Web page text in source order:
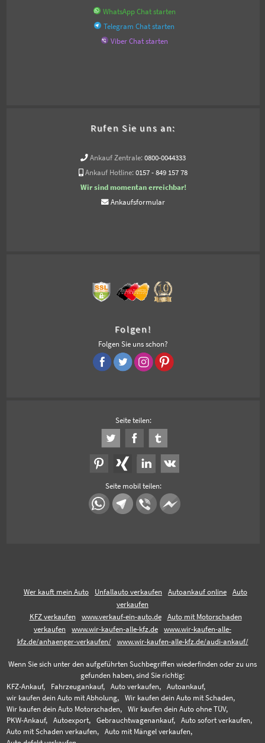
WhatsApp Chat starten
Telegram Chat starten
Viber Chat starten
Rufen Sie uns an:
Ankauf Zentrale: 0800-0044333
Ankauf Hotline: 0157 - 849 157 78
Wir sind momentan erreichbar!
Ankaufsformular
Folgen!
Folgen Sie uns schon?
Seite teilen:
Seite mobil teilen:
Wer kauft mein Auto Unfallauto verkaufen Autoankauf online
Auto
verkaufen
KFZ verkaufen
www.verkauf-ein-auto.de
Auto mit Motorschaden
verkaufen
www.wir-kaufen-alle-kfz.de
www.wir-kaufen-alle-
kfz.de/anhaenger-verkaufen/
www.wir-kaufen-alle-kfz.de/audi-ankauf/
Wenn Sie sich unter den aufgeführten Suchbegriffen wiederfinden oder zu uns
gefunden haben, sind Sie richtig:
KFZ-Ankauf,
Fahrzeugankauf, Auto verkaufen,
Autoankauf,
wir kaufen dein Auto mit Abholung,
Wir kaufen dein Auto mit Schaden,
Wir kaufen dein Auto Motorschaden,
Wir kaufen dein Auto ohne TÜV,
PKW-Ankauf,
Autoexport, Gebrauchtwagenankauf,
Auto sofort verkaufen,
Auto mit Schaden verkaufen,
Auto mit Mängel verkaufen,